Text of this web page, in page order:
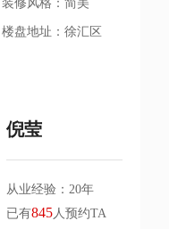
装修风格：简美
楼盘地址：徐汇区
倪莹
从业经验：20年
已有845人预约TA